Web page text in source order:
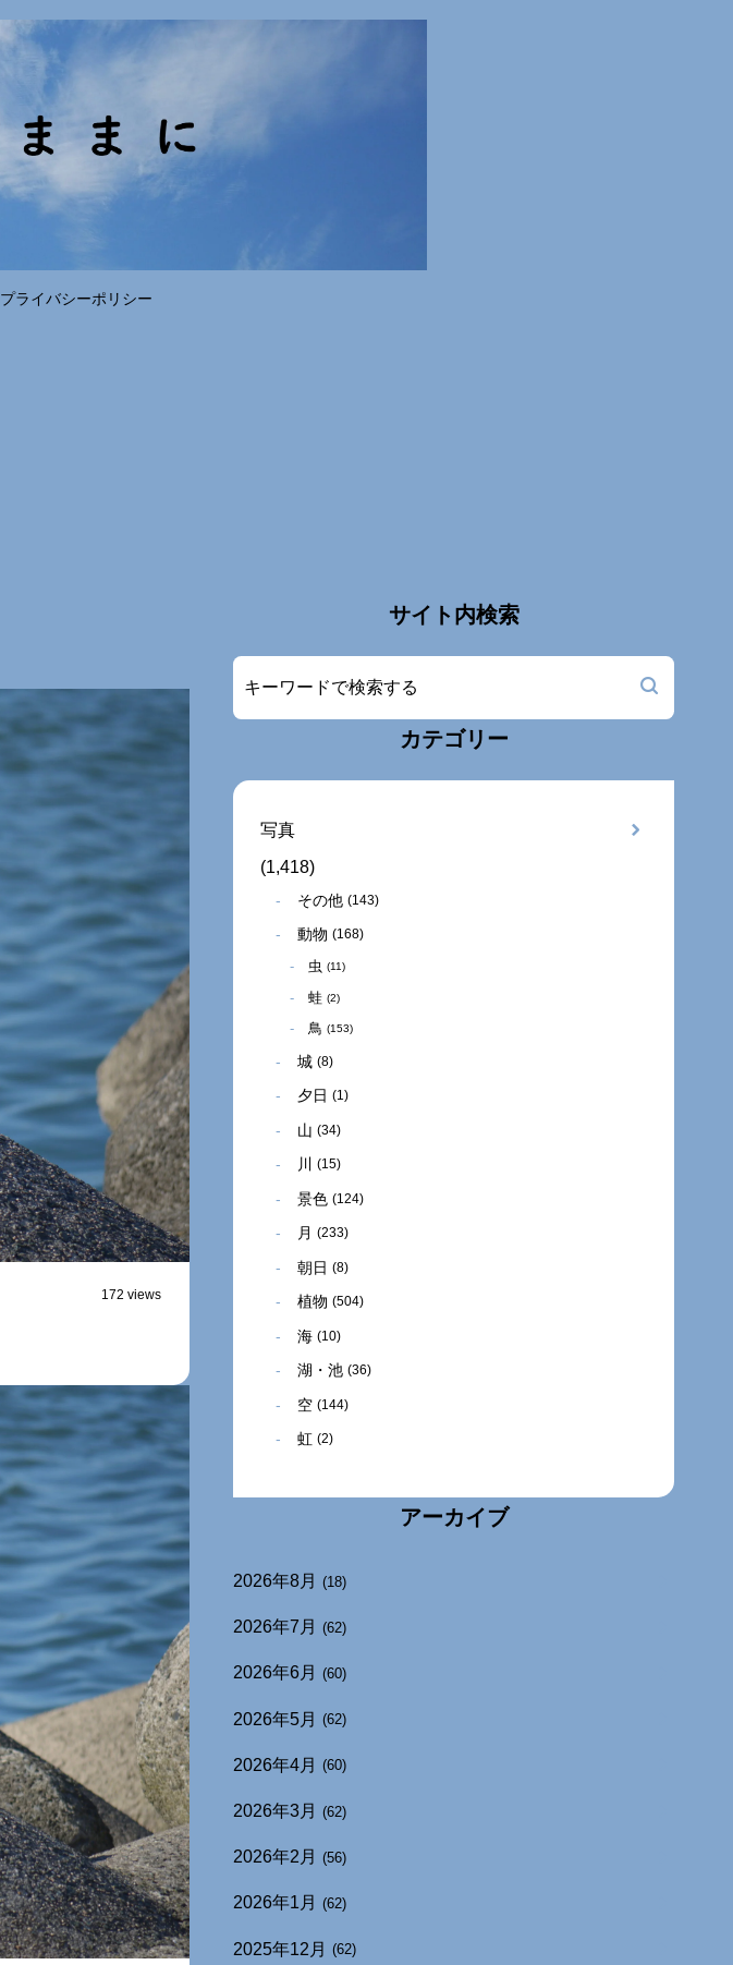
プライバシーポリシー
172 views
サイト内検索
カテゴリー
写真
(1,418)
その他 (143)
動物 (168)
虫 (11)
蛙 (2)
鳥 (153)
城 (8)
夕日 (1)
山 (34)
川 (15)
景色 (124)
月 (233)
朝日 (8)
植物 (504)
海 (10)
湖・池 (36)
空 (144)
虹 (2)
アーカイブ
2026年8月 (18)
2026年7月 (62)
2026年6月 (60)
2026年5月 (62)
2026年4月 (60)
2026年3月 (62)
2026年2月 (56)
2026年1月 (62)
2025年12月 (62)